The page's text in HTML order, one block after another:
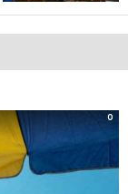
0